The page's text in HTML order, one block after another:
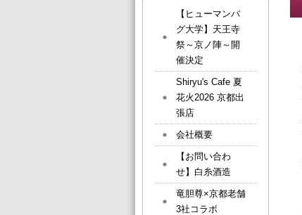
【ヒューマンバ
グ大学】天王寺
祭～京ノ陣～開
催決定
Shiryu's Cafe 夏
花火2026 京都出
張店
会社概要
【お問い合わ
せ】白糸酒造
竜胆尊×京都老舗
3社コラボ